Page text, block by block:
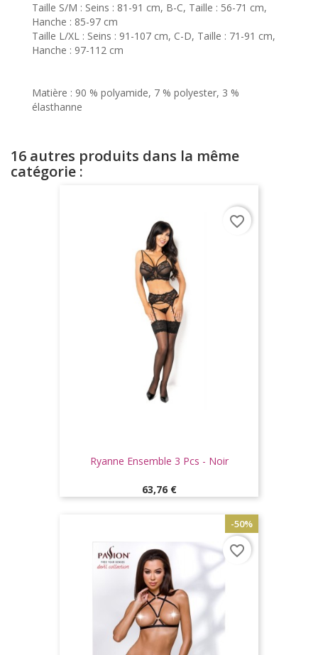
Taille S/M : Seins : 81-91 cm, B-C, Taille : 56-71 cm,
Hanche : 85-97 cm
Taille L/XL : Seins : 91-107 cm, C-D, Taille : 71-91 cm,
Hanche : 97-112 cm
Matière : 90 % polyamide, 7 % polyester, 3 %
élasthanne
16 autres produits dans la même
catégorie :
Ryanne Ensemble 3 Pcs - Noir
Prix
63,76 €
favorite_border
-50%
favorite_border